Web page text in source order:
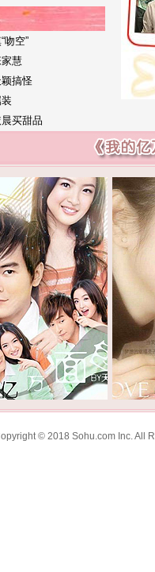
吻空”
家慧
颖搞怪
买甜品
© 2018 Sohu.com Inc. All